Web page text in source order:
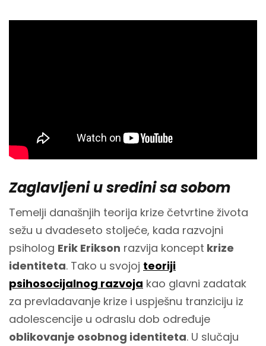
Zaglavljeni u sredini sa sobom
Temelji današnjih teorija krize četvrtine života
sežu u dvadeseto stoljeće, kada razvojni
psiholog Erik Erikson razvija koncept krize
identiteta. Tako u svojoj teoriji
psihosocijalnog razvoja kao glavni zadatak
za prevladavanje krize i uspješnu tranziciju iz
adolescencije u odraslu dob određuje
oblikovanje osobnog identiteta. U slučaju